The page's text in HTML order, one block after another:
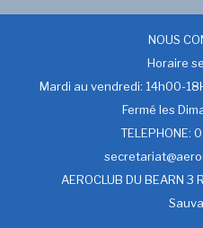
NOUS
Horaire
Mardi au vendredi: 14h00-
Fermé les
TELEPHONE:
AEROCLUB DU BEARN